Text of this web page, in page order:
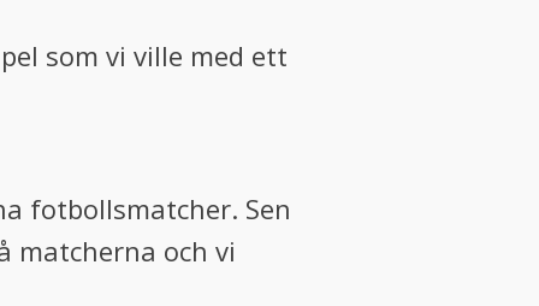
som vi ville med ett
fotbollsmatcher. Sen
matcherna och vi